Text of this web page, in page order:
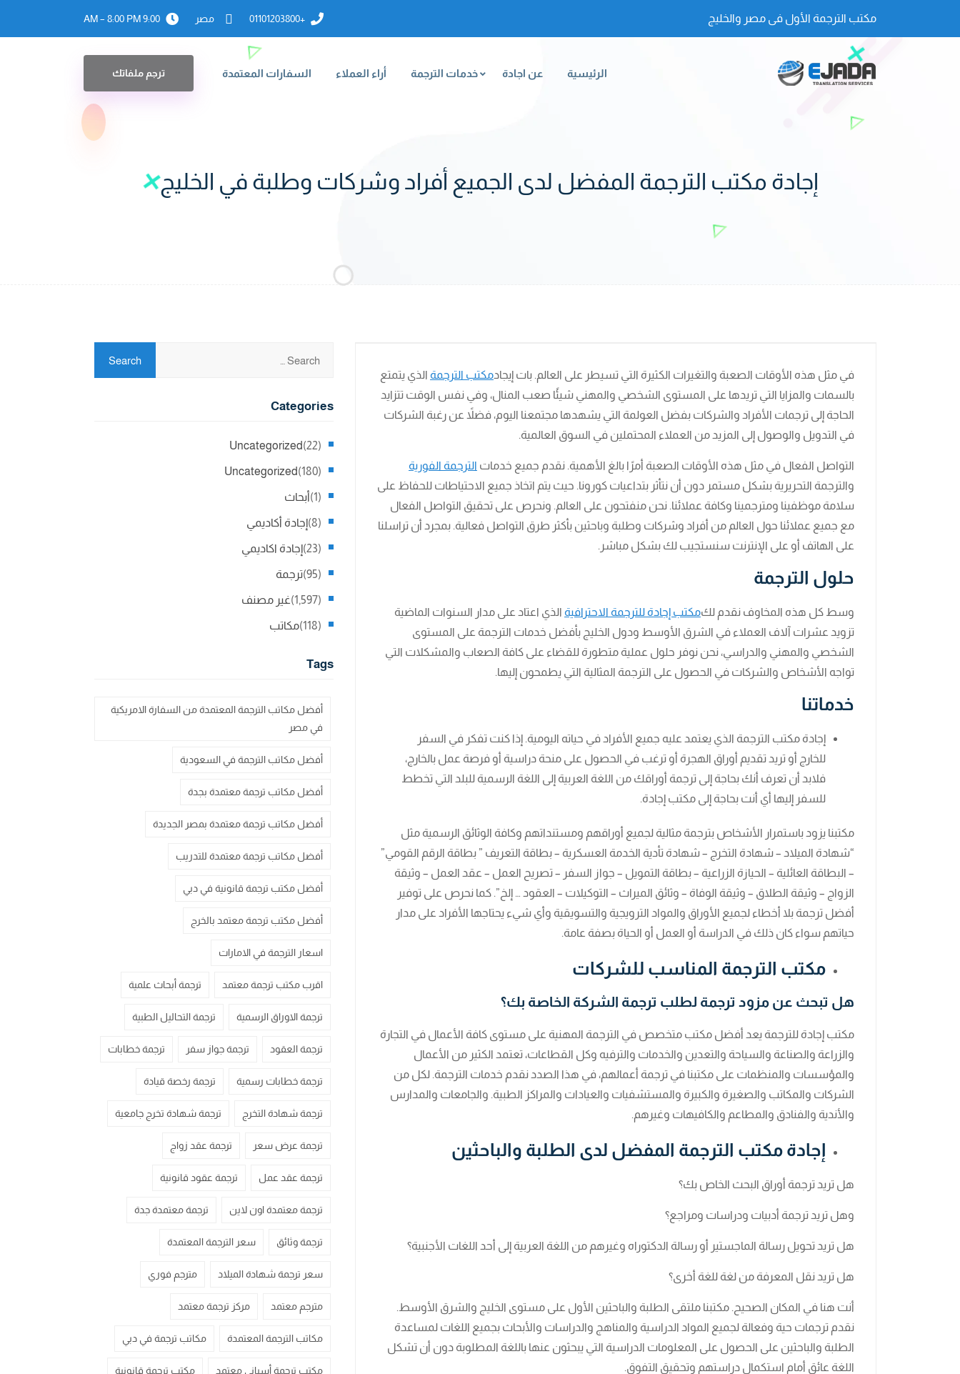
مكتب الترجمة الأول فى مصر والخليج +01101203800 مصر 9:00 AM – 8:00 PM
الرئيسية عن اجادة خدمات الترجمة أراء العملاء السفارات المعتمدة ترجم ملفاتك
إجادة مكتب الترجمة المفضل لدى الجميع أفراد وشركات وطلبة في الخليج
في مثل هذه الأوقات الصعبة والتغيرات الكثيرة التي تسيطر على العالم. بات إيجادمكتب الترجمة الذي يتمتع
بالسمات والمزايا التي تريدها على المستوى الشخصي والمهني شيئًا صعب المنال، وفي نفس الوقت تتزايد
الحاجة إلى ترجمات الأفراد والشركات بفضل العولمة التي يشهدها مجتمعنا اليوم، فضلاً عن رغبة الشركات
في التدويل والوصول إلى المزيد من العملاء المحتملين في السوق العالمية.
التواصل الفعال في مثل هذه الأوقات الصعبة أمرًا بالغ الأهمية. نقدم جميع خدمات الترجمة الفورية
والترجمة التحريرية بشكل مستمر دون أن نتأثر بتداعيات كورونا. حيث يتم اتخاذ جميع الاحتياطات للحفاظ على
سلامة موظفينا ومترجمينا وكافة عملائنا. نحن منفتحون على العالم. ونحرص على تحقيق التواصل الفعال
مع جميع عملائنا حول العالم من أفراد وشركات وطلبة وباحثين بأكثر طرق التواصل فعالية. بمجرد أن تراسلنا
على الهاتف أو على الإنترنت سنستجيب لك بشكل مباشر.
حلول الترجمة
وسط كل هذه المخاوف نقدم لكمكتب إجادة للترجمة الاحترافية الذي اعتاد على مدار السنوات الماضية
تزويد عشرات آلاف العملاء في الشرق الأوسط ودول الخليج بأفضل خدمات الترجمة على المستوى
الشخصي والمهني والدراسي، نحن نوفر حلول عملية متطورة للقضاء على كافة الصعاب والمشكلات التي
تواجه الأشخاص والشركات في الحصول على الترجمة المثالية التي يطمحون إليها.
خدماتنا
إجادة مكتب الترجمة الذي يعتمد عليه جميع الأفراد في حياته اليومية. إذا كنت تفكر في السفر
للخارج أو تريد تقديم أوراق الهجرة أو ترغب في الحصول على منحة دراسية أو فرصة عمل بالخارج،
فلابد أن تعرف أنك بحاجة إلى ترجمة أوراقك من اللغة العربية إلى اللغة الرسمية للبلد التي تخطط
للسفر إليها أي أنت بحاجة إلى مكتب إجادة.
مكتبنا يزود باستمرار الأشخاص بترجمة مثالية لجميع أوراقهم ومستنداتهم وكافة الوثائق الرسمية مثل
“شهادة الميلاد – شهادة التخرج – شهادة تأدية الخدمة العسكرية – بطاقة التعريف ” بطاقة الرقم القومي”
– البطاقة العائلية – الحيازة الزراعية – بطاقة التمويل – جواز السفر – تصريح العمل – عقد العمل – وثيقة
الزواج – وثيقة الطلاق – وثيقة الوفاة – وثائق الميراث – التوكيلات – العقود … إلخ”. كما نحرص على توفير
أفضل ترجمة بلا أخطاء لجميع الأوراق والمواد الترويجية والتسويقية وأي شيء يحتاجها الأفراد على مدار
حياتهم سواء كان ذلك في الدراسة أو العمل أو الحياة بصفة عامة.
مكتب الترجمة المناسب للشركات
هل تبحث عن مزود ترجمة لطلب ترجمة الشركة الخاصة بك؟
مكتب إجادة للترجمة يعد أفضل مكتب متخصص في الترجمة المهنية على مستوى كافة الأعمال في التجارة
والزراعة والصناعة والسياحة والتعدين والخدمات والترفيه وكل القطاعات، تعتمد الكثير من الأعمال
والمؤسسات والمنظمات على مكتبنا في ترجمة أعمالهم، في هذا الصدد نقدم خدمات الترجمة. لكل من
الشركات والمكاتب والصغيرة والكبيرة والمستشفيات والعيادات والمراكز الطبية. والجامعات والمدارس
والأندية والفنادق والمطاعم والكافيهات وغيرهم.
إجادة مكتب الترجمة المفضل لدى الطلبة والباحثين
هل تريد ترجمة أوراق البحث الخاص بك؟
وهل تريد ترجمة أدبيات ودراسات ومراجع؟
هل تريد تحويل رسالة الماجستير أو رسالة الدكتوراه وغيرهم من اللغة العربية إلى أحد اللغات الأجنبية؟
هل تريد نقل المعرفة من لغة للغة أخرى؟
أنت هنا في المكان الصحيح. مكتبنا ملتقى الطلبة والباحثين الأول على مستوى الخليج والشرق الأوسط.
نقدم ترجمات حية وفعالة لجميع المواد الدراسية والمناهج والدراسات والأبحاث بجميع اللغات لمساعدة
الطلبة والباحثين على الحصول على المعلومات الدراسية التي يبحثون عنها باللغة المطلوبة دون أن تشكل
اللغة عائق أمام استكمال دراستهم وتحقيق التفوق.
Categories
Uncategorized (22)
Uncategorized (180)
أبحاث (1)
إجادة أكاديمي (8)
إجادة اكاديمي (23)
ترجمة (95)
غير مصنف (1,597)
مكاتب (118)
Tags
أفضل مكاتب الترجمة المعتمدة من السفارة الامريكية
في مصر
أفضل مكاتب الترجمة في السعودية
أفضل مكاتب ترجمة معتمدة بجدة
أفضل مكاتب ترجمة معتمدة بمصر الجديدة
أفضل مكاتب ترجمة معتمدة للتدريب
أفضل مكتب ترجمة قانونية في دبي
أفضل مكتب ترجمة معتمد بالخرج
اسعار الترجمة في الامارات
اقرب مكتب ترجمة معتمد ترجمة أبحاث علمية
ترجمة الاوراق الرسمية ترجمة التحاليل الطبية
ترجمة العقود ترجمة جواز سفر ترجمة خطابات
ترجمة خطابات رسمية ترجمة رخصة قيادة
ترجمة شهادة التخرج ترجمة شهادة تخرج جامعية
ترجمة عرض سعر ترجمة عقد زواج
ترجمة عقد عمل ترجمة عقود قانونية
ترجمة معتمدة اون لاين ترجمة معتمدة جدة
ترجمة وثائق سعر الترجمة المعتمدة
سعر ترجمة شهادة الميلاد مترجم فوري
مترجم معتمد مركز ترجمة معتمد
مكاتب الترجمة المعتمدة مكاتب ترجمة في دبي
مكتب ترجمة أسباني معتمد مكتب ترجمة قانونية